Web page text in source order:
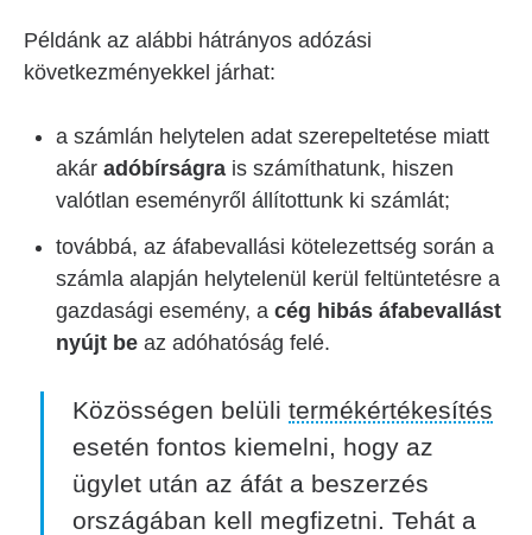
Példánk az alábbi hátrányos adózási
következményekkel járhat:
a számlán helytelen adat szerepeltetése miatt
akár adóbírságra is számíthatunk, hiszen
valótlan eseményről állítottunk ki számlát;
továbbá, az áfabevallási kötelezettség során a
számla alapján helytelenül kerül feltüntetésre a
gazdasági esemény, a cég hibás áfabevallást
nyújt be az adóhatóság felé.
Közösségen belüli termékértékesítés
esetén fontos kiemelni, hogy az
ügylet után az áfát a beszerzés
országában kell megfizetni. Tehát a